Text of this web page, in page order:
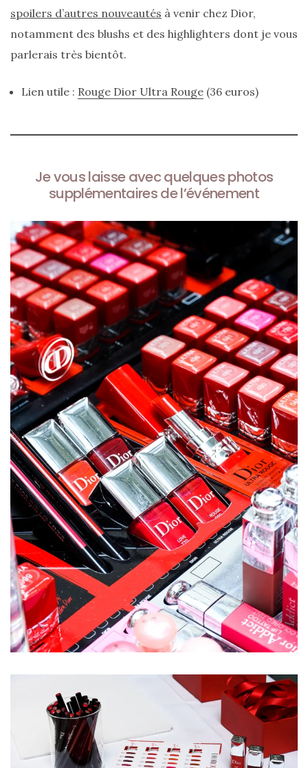
spoilers d’autres nouveautés à venir chez Dior,
notamment des blushs et des highlighters dont je vous
parlerais très bientôt.
Lien utile : Rouge Dior Ultra Rouge (36 euros)
Je vous laisse avec quelques photos
supplémentaires de l’événement